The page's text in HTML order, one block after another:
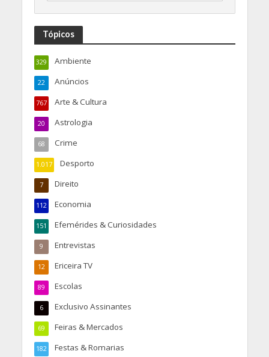
Tópicos
Ambiente
329
Anúncios
22
Arte & Cultura
767
Astrologia
20
Crime
68
Desporto
1.017
Direito
7
Economia
112
Efemérides & Curiosidades
151
Entrevistas
9
Ericeira TV
12
Escolas
89
Exclusivo Assinantes
6
Feiras & Mercados
69
Festas & Romarias
182